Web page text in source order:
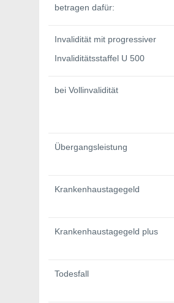
betragen dafür:
Invalidität mit progressiver
Invaliditätsstaffel U 500
bei Vollinvalidität
Übergangsleistung
Krankenhaustagegeld
Krankenhaustagegeld plus
Todesfall